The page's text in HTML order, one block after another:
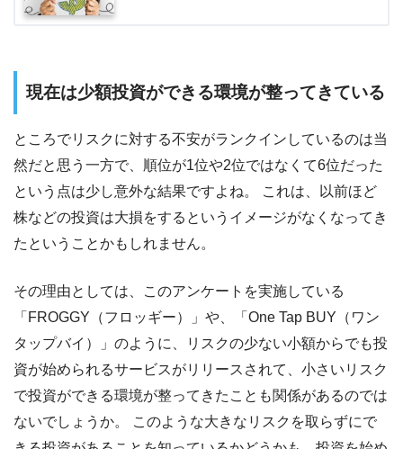
現在は少額投資ができる環境が整ってきている
ところでリスクに対する不安がランクインしているのは当
然だと思う一方で、順位が1位や2位ではなくて6位だった
という点は少し意外な結果ですよね。 これは、以前ほど
株などの投資は大損をするというイメージがなくなってき
たということかもしれません。
その理由としては、このアンケートを実施している
「FROGGY（フロッギー）」や、「One Tap BUY（ワン
タップバイ）」のように、リスクの少ない小額からでも投
資が始められるサービスがリリースされて、小さいリスク
で投資ができる環境が整ってきたことも関係があるのでは
ないでしょうか。 このような大きなリスクを取らずにで